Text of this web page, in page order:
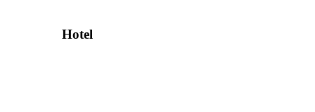
Hotel